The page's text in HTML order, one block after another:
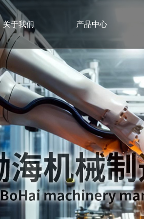
关于我们 产品中心